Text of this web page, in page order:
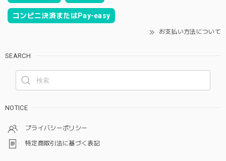
コンビニ決済またはPay-easy
お支払い方法について
SEARCH
NOTICE
プライバシーポリシー
特定商取引法に基づく表記